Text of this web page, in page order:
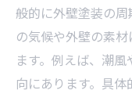
般的に外壁塗装の
の気候や外壁の素
ます。例えば、潮
向にあります。具